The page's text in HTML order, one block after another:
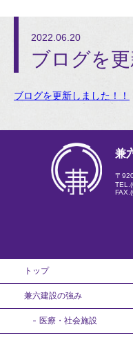
2022.06.20
ブログを
ブログを更新しました！！
兼
〒
TEL.
トップ
兼六建設の強み
医療・社会施設